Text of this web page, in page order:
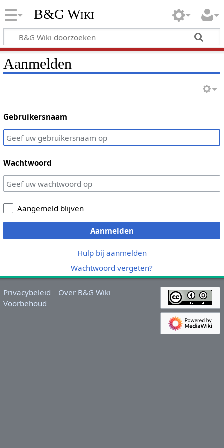
B&G Wiki
Aanmelden
Gebruikersnaam
Wachtwoord
Aangemeld blijven
Aanmelden
Hulp bij aanmelden
Wachtwoord vergeten?
Privacybeleid
Over B&G Wiki
Voorbehoud